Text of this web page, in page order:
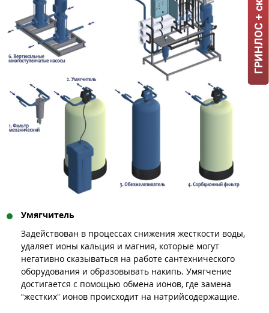
Умягчитель
Задействован в процессах снижения жесткости воды,
удаляет ионы кальция и магния, которые могут
негативно сказываться на работе сантехнического
оборудования и образовывать накипь. Умягчение
достигается с помощью обмена ионов, где замена
“жестких” ионов происходит на натрийсодержащие.